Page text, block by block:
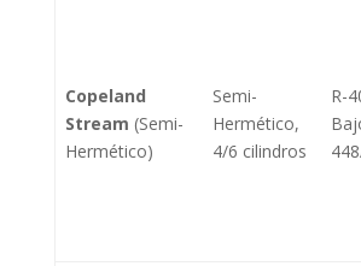
Copeland
Stream (Semi-
Hermético)
Semi-
Hermético,
4/6 cilindros
R-